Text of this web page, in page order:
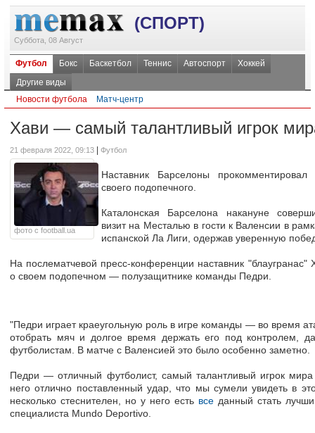
(СПОРТ)
Суббота, 08 Август
Футбол Бокс Баскетбол Теннис Автоспорт
Хоккей
Другие виды
Новости футбола
Матч-центр
Хави — самый талантливый игрок
21 февраля 2022, 09:13 Футбол
фото с football.ua
Наставник Барселоны прокомментировал
своего подопечного.
Каталонская Барселона накануне
визит на Месталью в гости к Валенсии в
испанской Ла Лиги, одержав уверенную
На послематчевой пресс-конференции наставник "блаугранас"
о своем подопечном — полузащитнике команды Педри.
"Педри играет краеугольную роль в игре команды — во время
отобрать мяч и долгое время держать его под контролем,
футболистам. В матче с Валенсией это было особенно заметно.
Педри — отличный футболист, самый талантливый игрок
него отлично поставленный удар, что мы сумели увидеть в
несколько стеснителен, но у него есть все данный стать
специалиста Mundo Deportivo.